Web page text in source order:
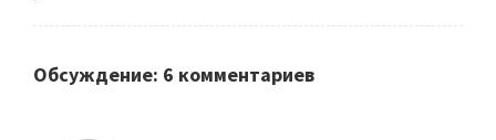
Обсуждение: 6 комментариев